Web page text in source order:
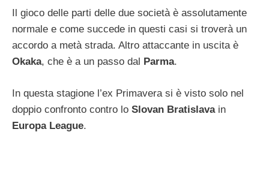
Il gioco delle parti delle due società è assolutamente
normale e come succede in questi casi si troverà un
accordo a metà strada. Altro attaccante in uscita è
Okaka, che è a un passo dal Parma.
In questa stagione l’ex Primavera si è visto solo nel
doppio confronto contro lo Slovan Bratislava in
Europa League.